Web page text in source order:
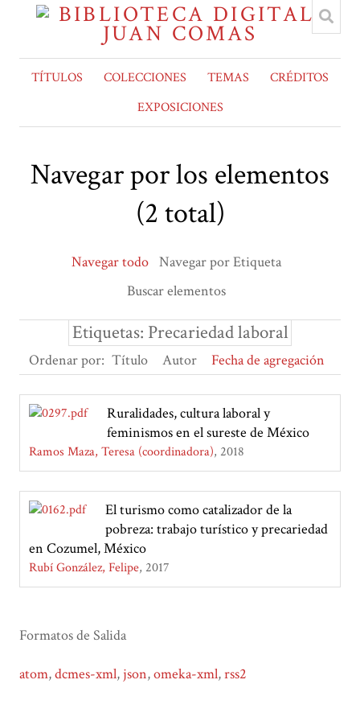
TÍTULOS COLECCIONES TEMAS
CRÉDITOS
EXPOSICIONES
Navegar por los elementos
(2 total)
Navegar todo Navegar por Etiqueta
Buscar elementos
Etiquetas: Precariedad laboral
Ordenar por: Título Autor Fecha de agregación
Ruralidades, cultura laboral y
feminismos en el sureste de México
Ramos Maza, Teresa (coordinadora) 2018
El turismo como catalizador de la
pobreza: trabajo turístico y precariedad
en Cozumel, México
Rubí González, Felipe 2017
Formatos de Salida
atom,dcmes-xml, json,omeka-xml,rss2